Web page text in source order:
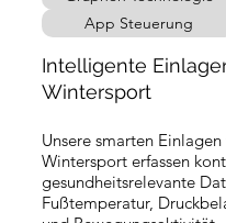
App Steuerung
Intelligente
Wintersport
Unsere smarten Einlagen
Wintersport erfassen
gesundheitsrelevante
Fußtemperatur,